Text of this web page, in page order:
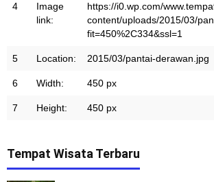
4
Image
link:
https://i0.wp.com/
content/uploads/2015/03/
fit=450%2C334&ssl=1
5 Location: 2015/03/pantai-derawan.jpg
6 Width: 450 px
7 Height: 450 px
Tempat Wisata Terbaru